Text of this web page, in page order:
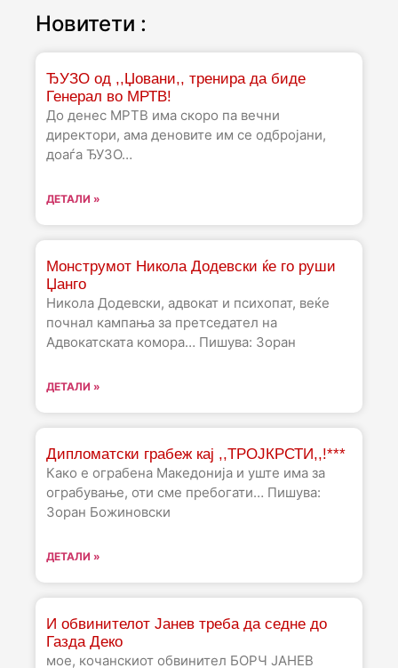
Новитети :
ЂУЗО од ,,Џовани,, тренира да биде
Генерал во МРТВ!
До денес МРТВ има скоро па вечни
директори, ама деновите им се одбројани,
доаѓа ЂУЗО…
ДЕТАЛИ »
Монструмот Никола Додевски ќе го руши
Џанго
Никола Додевски, адвокат и психопат, веќе
почнал кампања за претседател на
Адвокатската комора… Пишува: Зоран
ДЕТАЛИ »
Дипломатски грабеж кај ,,ТРОЈКРСТИ,,!***
Како е ограбена Македонија и уште има за
ограбување, оти сме пребогати… Пишува:
Зоран Божиновски
ДЕТАЛИ »
И обвинителот Јанев треба да седне до
Газда Деко
мое, кочанскиот обвинител БОРЧ ЈАНЕВ